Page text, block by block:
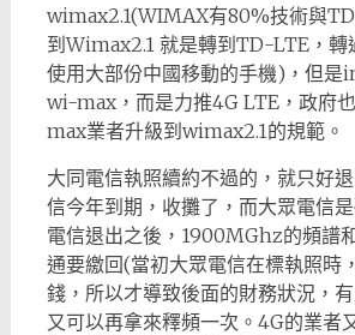
wimax2.1(WIMAX有80%技術與
到Wimax2.1 就是轉到TD-LTE，轉
使用大部份中國移動的手機)，但是
wi-max，而是力推4G LTE，政府
max業者升級到wimax2.1的規範。
大同電信執照續約不過的，就只好
信今年到期，收攤了，而大眾電信
電信退出之後，1900MGhz的頻譜
通要繳回(當初大眾電信在標執照時
錢，所以才導致後面的財務狀況，
又可以再拿來釋頻一次。4G的業者